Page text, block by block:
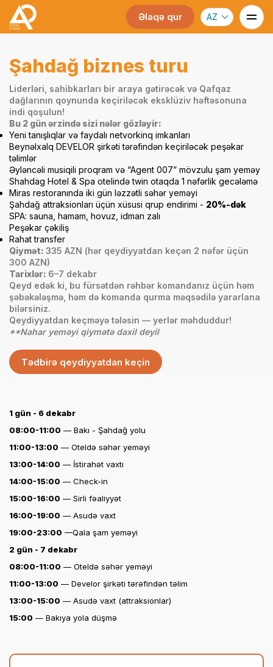
Əlaqə qur AZ
Şahdağ biznes turu
Liderləri, sahibkarları bir araya gətirəcək və Qafqaz
dağlarının qoynunda keçiriləcək eksklüziv həftəsonuna
indi qoşulun!
Bu 2 gün ərzində sizi nələr gözləyir:
Yeni tanışlıqlar və faydalı netvorkinq imkanları
Beynəlxalq DEVELOR şirkəti tərəfindən keçiriləcək peşəkar
təlimlər
Əyləncəli musiqili proqram və “Agent 007” mövzulu şam yeməy
Shahdag Hotel & Spa otelində twin otaqda 1 nəfərlik gecələmə
Miras restoranında iki gün ləzzətli səhər yeməyi
Şahdağ attraksionları üçün xüsusi qrup endirimi - 20%-dək
SPA: sauna, hamam, hovuz, idman zalı
Peşəkar çəkiliş
Rahat transfer
Qiymət: 335 AZN (hər qeydiyyatdan keçən 2 nəfər üçün
300 AZN)
Tarixlər: 6–7 dekabr
Qeyd edək ki, bu fürsətdən rəhbər komandanız üçün həm
şəbəkələşmə, həm də komanda qurma məqsədilə yararlana
bilərsiniz.
Qeydiyyatdan keçməyə tələsin — yerlər məhduddur!
**Nahar yeməyi qiymətə daxil deyil
Tədbirə qeydiyyatdan keçin
1 gün - 6 dekabr
08:00-11:00 — Bakı - Şahdağ yolu
11:00-13:00 — Oteldə səhər yeməyi
13:00-14:00 — İstirahət vaxtı
14:00-15:00 — Check-in
15:00-16:00 — Sirli fəaliyyət
16:00-19:00 — Asudə vaxt
19:00-23:00 —Qala şam yeməyi
2 gün - 7 dekabr
08:00-11:00 — Oteldə səhər yeməyi
11:00-13:00 — Develor şirkəti tərəfindən təlim
13:00-15:00 — Asudə vaxt (attraksionlar)
15:00 — Bakıya yola düşmə